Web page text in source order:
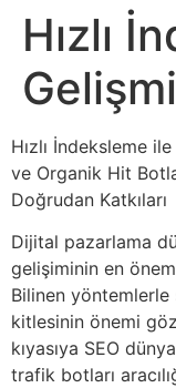
Hızlı
Hızlı İndeksleme
ve Organik Hit
Doğrudan Katkıları
Dijital pazarlama
gelişiminin en
Bilinen
kitlesinin önemi
kıyasıya SEO
trafik botları